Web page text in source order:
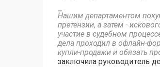
–
Нашим департаментом
претензии, а затем -
участие в судебном
дела проходил в офлайн-
купли-продажи и обязать
заключила руководитель